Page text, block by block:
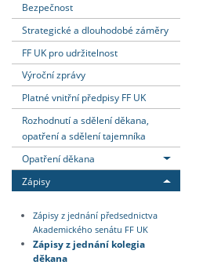
Bezpečnost
Strategické a dlouhodobé záměry
FF UK pro udržitelnost
Výroční zprávy
Platné vnitřní předpisy FF UK
Rozhodnutí a sdělení děkana,
opatření a sdělení tajemníka
Opatření děkana
Zápisy
Zápisy z jednání předsednictva
Akademického senátu FF UK
Zápisy z jednání kolegia
děkana